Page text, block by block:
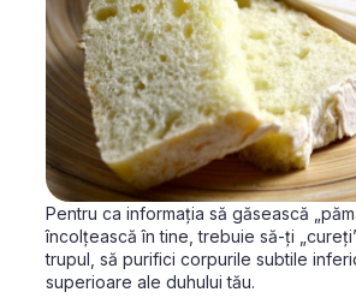
Pentru ca informația să găsească
încolțească în tine, trebuie să-ți
trupul, să purifici corpurile subtile
superioare ale duhului tău.